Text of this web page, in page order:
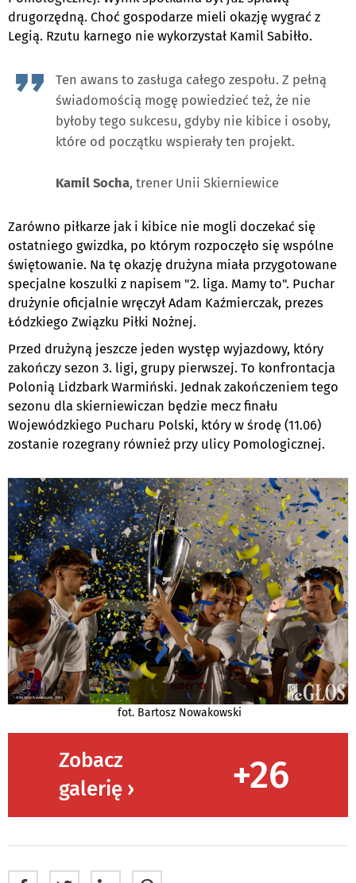
drugorzędną. Choć gospodarze mieli okazję wygrać z
Legią. Rzutu karnego nie wykorzystał Kamil Sabiłło.
Ten awans to zasługa całego zespołu. Z pełną
świadomością mogę powiedzieć też, że nie
byłoby tego sukcesu, gdyby nie kibice i osoby,
które od początku wspierały ten projekt.
Kamil Socha, trener Unii Skierniewice
Zarówno piłkarze jak i kibice nie mogli doczekać się
ostatniego gwizdka, po którym rozpoczęło się wspólne
świętowanie. Na tę okazję drużyna miała przygotowane
specjalne koszulki z napisem "2. liga. Mamy to". Puchar
drużynie oficjalnie wręczył Adam Kaźmierczak, prezes
Łódzkiego Związku Piłki Nożnej.
Przed drużyną jeszcze jeden występ wyjazdowy, który
zakończy sezon 3. ligi, grupy pierwszej. To konfrontacja
Polonią Lidzbark Warmiński. Jednak zakończeniem tego
sezonu dla skierniewiczan będzie mecz finału
Wojewódzkiego Pucharu Polski, który w środę (11.06)
zostanie rozegrany również przy ulicy Pomologicznej.
fot. Bartosz Nowakowski
Zobacz
galerię ›
+26